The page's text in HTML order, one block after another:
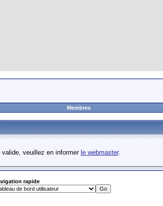
Membres
veuillez en informer le webmaster.
rapide